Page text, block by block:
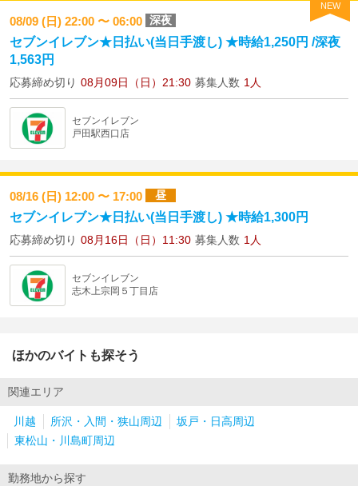
NEW
08/09 (日) 22:00 〜 06:00 深夜
セブンイレブン★日払い(当日手渡し) ★時給1,250円 /深夜
1,563円
応募締め切り 08月09日（日）21:30 募集人数 1人
セブンイレブン
戸田駅西口店
08/16 (日) 12:00 〜 17:00 昼
セブンイレブン★日払い(当日手渡し) ★時給1,300円
応募締め切り 08月16日（日）11:30 募集人数 1人
セブンイレブン
志木上宗岡５丁目店
ほかのバイトも探そう
関連エリア
川越 所沢・入間・狭山周辺
坂戸・日高周辺
東松山・川島町周辺
勤務地から探す